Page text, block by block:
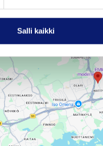
Salli kaikki